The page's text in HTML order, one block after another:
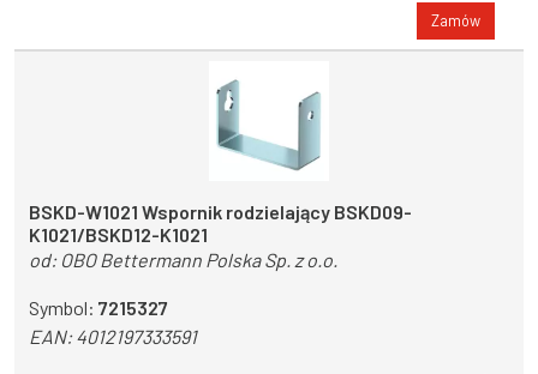
Zamów
BSKD-W1021 Wspornik rodzielający BSKD09-
K1021/BSKD12-K1021
od: OBO Bettermann Polska Sp. z o.o.
Symbol: 7215327
EAN:4012197333591